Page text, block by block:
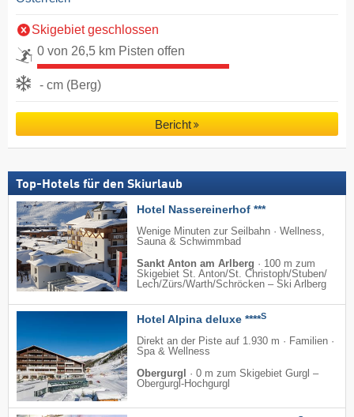
Skigebiet geschlossen
0 von 26,5 km Pisten offen
- cm (Berg)
Bericht
Top-Hotels für den Skiurlaub
Hotel Nassereinerhof ***
Wenige Minuten zur Seilbahn · Wellness,
Sauna & Schwimmbad
Sankt Anton am Arlberg · 100 m zum
Skigebiet St. Anton/​St. Christoph/​Stuben/​
Lech/​Zürs/​Warth/​Schröcken – Ski Arlberg
Hotel Alpina deluxe ****S
Direkt an der Piste auf 1.930 m · Familien ·
Spa & Wellness
Obergurgl
· 0 m zum Skigebiet Gurgl –
Obergurgl-Hochgurgl